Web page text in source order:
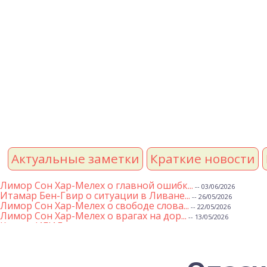
Актуальные заметки Краткие новости
Лимор Сон Хар-Мелех о главной ошибк... -- 03/06/2026
Итамар Бен-Гвир о ситуации в Ливане... -- 26/05/2026
Лимор Сон Хар-Мелех о свободе слова... -- 22/05/2026
Лимор Сон Хар-Мелех о врагах на дор... -- 13/05/2026
Клятва ИГИЛ